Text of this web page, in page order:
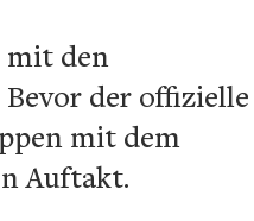
mit den
der
mit dem
Auftakt.